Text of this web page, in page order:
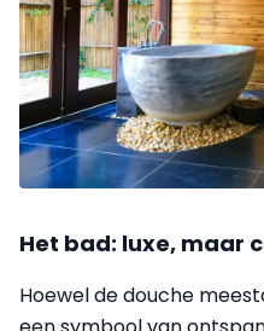
Het bad: luxe, maar
Hoewel de douche